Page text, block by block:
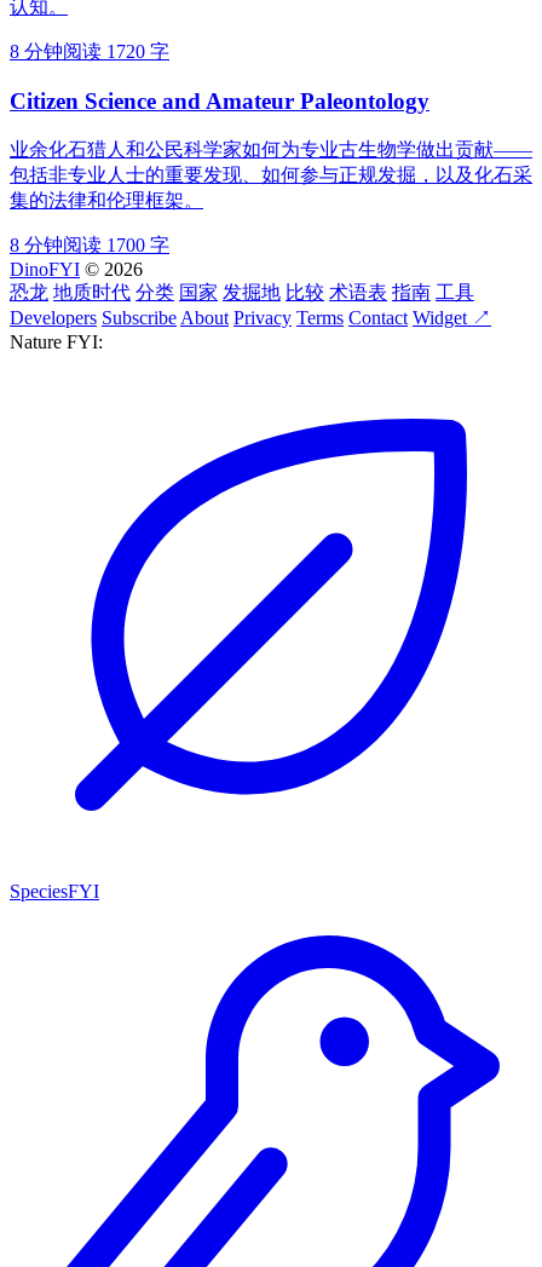
认知。
8 分钟阅读 1720 字
Citizen Science and Amateur Paleontology
业余化石猎人和公民科学家如何为专业古生物学做出贡献——
包括非专业人士的重要发现、如何参与正规发掘，以及化石采
集的法律和伦理框架。
8 分钟阅读 1700 字
DinoFYI © 2026
恐龙 地质时代 分类 国家 发掘地 比较 术语表 指南 工具
Developers Subscribe About Privacy Terms Contact Widget ↗
Nature FYI:
SpeciesFYI